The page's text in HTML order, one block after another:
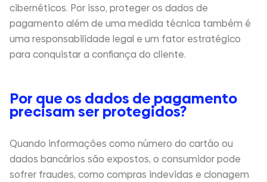
cibernéticos. Por isso, proteger os dados de
pagamento além de uma medida técnica também é
uma responsabilidade legal e um fator estratégico
para conquistar a confiança do cliente.
Por que os dados de pagamento
precisam ser protegidos?
Quando informações como número do cartão ou
dados bancários são expostos, o consumidor pode
sofrer fraudes, como compras indevidas e clonagem